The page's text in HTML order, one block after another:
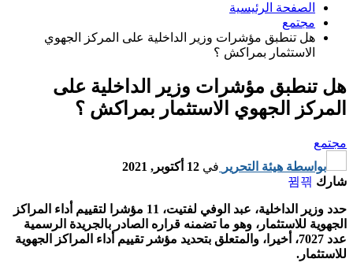
الصفحة الرئيسية
مجتمع
هل تنطبق مؤشرات وزير الداخلية على المركز الجهوي
الاستثمار بمراكش ؟
هل تنطبق مؤشرات وزير الداخلية على
المركز الجهوي الاستثمار بمراكش ؟
مجتمع
بواسطة هيئة التحرير في 12 أكتوبر, 2021
شارك
حدد وزير الداخلية، عبد الوفي لفتيت، 11 مؤشرا لتقييم أداء المراكز
الجهوية للاستثمار، وهو ما تضمنه قراره الصادر بالجريدة الرسمية
عدد 7027، أخيرا، والمتعلق بتحديد مؤشر تقييم أداء المراكز الجهوية
للاستثمار.